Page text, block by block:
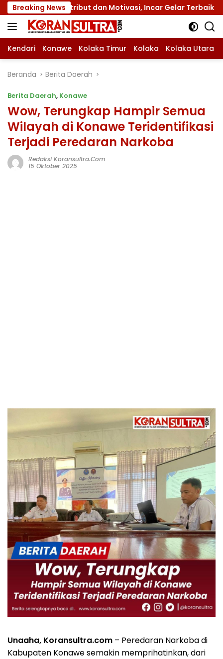
Langsung
ke
konten
Breaking News
dan Motivasi, Incar Gelar Terbaik di Sultra
Kendari Konawe Kolaka Timur Kolaka Kolaka Utara
Beranda Berita Daerah
Berita Daerah, Konawe
Wow, Terungkap Hampir Semua
Wilayah di Konawe Teridentifikasi
Terjadi Peredaran Narkoba
Redaksi Koransultra.com
15 Oktober 2025
Unaaha, Koransultra.com – Peredaran Narkoba di
Kabupaten Konawe semakin memprihatinkan, dari